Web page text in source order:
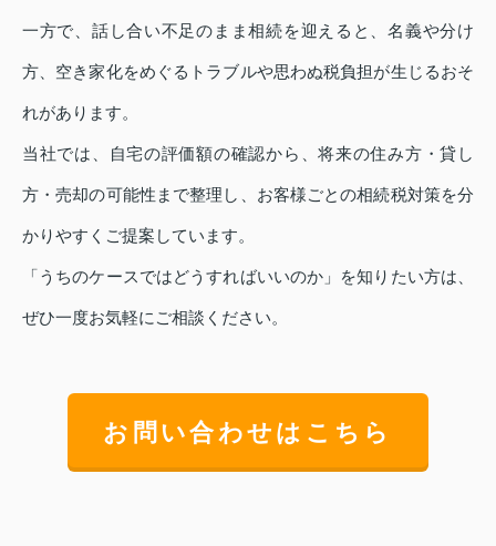
一方で、話し合い不足のまま相続を迎えると、名義や分け
方、空き家化をめぐるトラブルや思わぬ税負担が生じるおそ
れがあります。
当社では、自宅の評価額の確認から、将来の住み方・貸し
方・売却の可能性まで整理し、お客様ごとの相続税対策を分
かりやすくご提案しています。
「うちのケースではどうすればいいのか」を知りたい方は、
ぜひ一度お気軽にご相談ください。
お問い合わせはこちら